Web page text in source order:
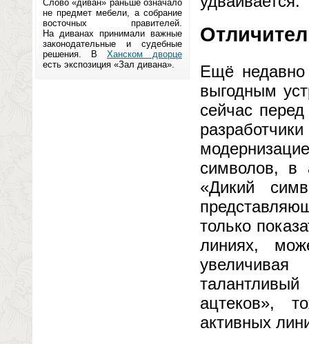
Слово «диван» раньше означало
не предмет мебели, а собрание
восточных правителей.
На диванах принимали важные
законодательные и судебные
решения. В Ханском дворце
есть экспозиция «Зал дивана».
Ещё недавно
выгодным
сейчас
символов, в
«Дикий
только
линиях,
ацтеков»,
активных